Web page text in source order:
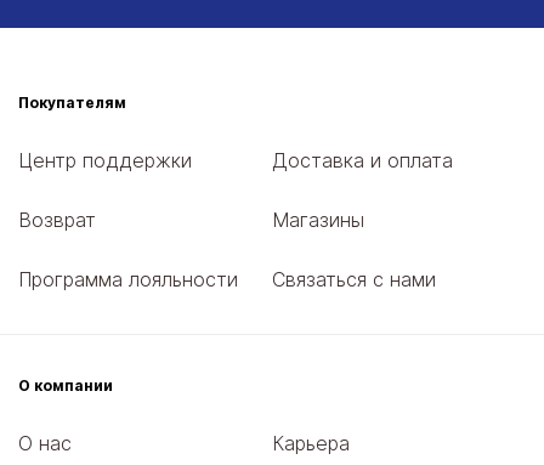
Покупателям
Центр поддержки Доставка и оплата
Возврат Магазины
Программа лояльности Связаться с нами
О компании
О нас Карьера